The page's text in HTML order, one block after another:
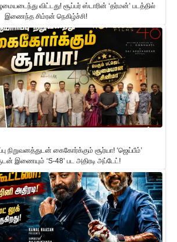
விட்டது! சூப்பர் ஸ்டாரின் ‘தர்மன்’ படத்தில்
இணைந்த சிம்ரன் நெகிழ்ச்சி!
நிறுவனத்துடன் கைகோர்க்கும் சூர்யா! ‘ஜெய்பீம்’
இணையும் ‘S-48’ பட அதிரடி அப்டேட்!